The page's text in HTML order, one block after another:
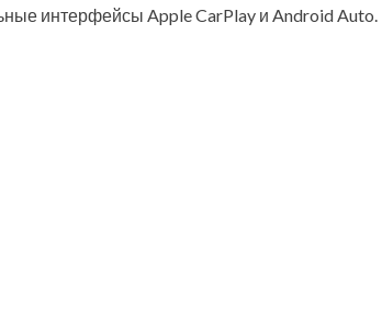
интерфейсы Apple CarPlay и Android Auto.